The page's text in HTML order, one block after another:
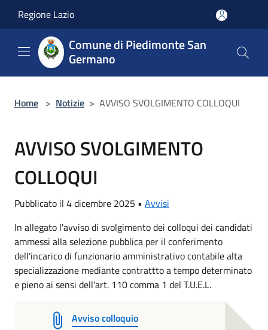
Regione Lazio
Comune di Piedimonte San
Germano
Home > Notizie > AVVISO SVOLGIMENTO COLLOQUI
AVVISO SVOLGIMENTO
COLLOQUI
Pubblicato il 4 dicembre 2025 • Avvisi
In allegato l'avviso di svolgimento dei colloqui dei candidati
ammessi alla selezione pubblica per il conferimento
dell'incarico di funzionario amministrativo contabile alta
specializzazione mediante contrattto a tempo determinato
e pieno ai sensi dell'art. 110 comma 1 del T.U.E.L.
Avviso colloquio